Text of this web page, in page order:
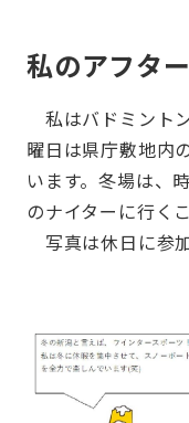
私のアフタ
私はバドミント
曜日は県庁敷地内
います。冬場は、
のナイターに行く
写真は休日に参